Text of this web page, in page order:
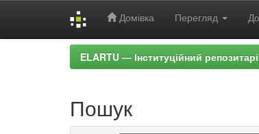
Домівка Перегляд
ELARTU — Інституційний
Пошук